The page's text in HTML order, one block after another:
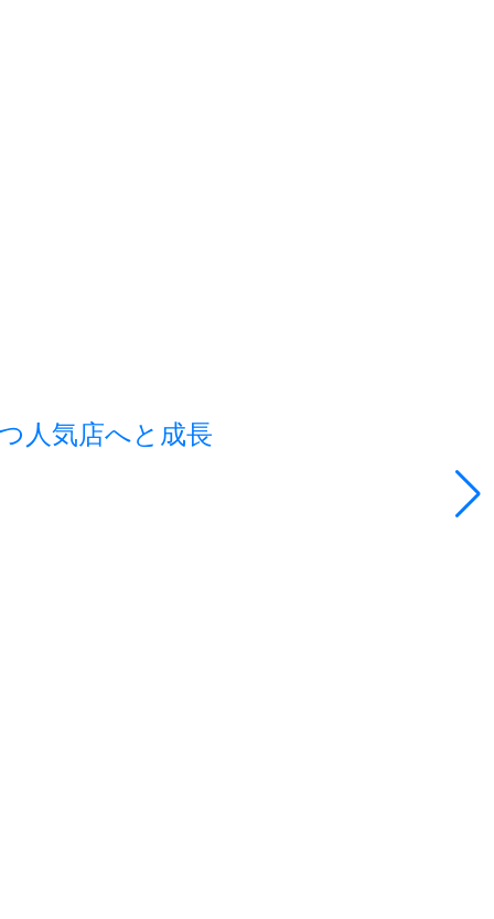
人気店へと成長